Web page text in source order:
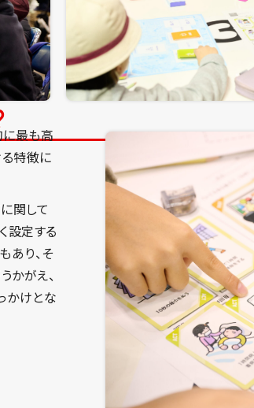
に最も高
る特徴に
関して
設定する
あり、そ
かがえ、
かけとな